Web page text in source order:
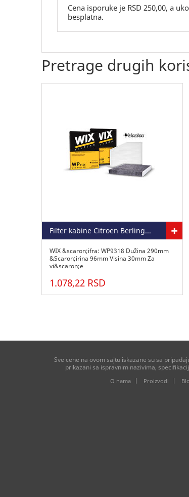
Cena isporuke je RSD 250,00, a
besplatna.
Pretrage drugih
Filter kabine Citroen Berlingo 1.6 HDI +
WIX &scaron;ifra: WP9318 Dužina 290mm
&Scaron;irina 96mm Visina 30mm Za
vi&scaron;e
1.078,22 RSD
Sve cene na ovom sajtu iskazane su sa
prikazani sa ispravnim nazivima,
O nama Proizvodi